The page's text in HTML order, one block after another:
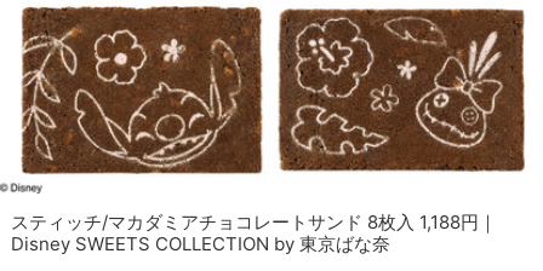
スティッチ/マカダミアチョコレートサンド 8枚入 1,188円｜
Disney SWEETS COLLECTION by 東京ばな奈